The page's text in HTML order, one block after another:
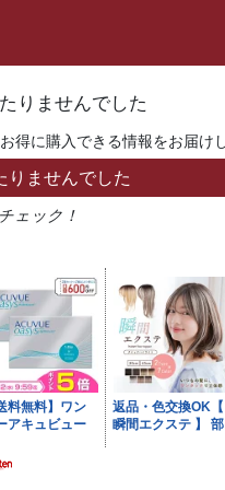
りませんでした
得に購入できる情報をお届け
りませんでした
ェック！